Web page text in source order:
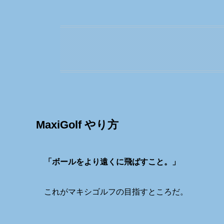
MaxiGolf やり方
「ボールをより遠くに飛ばすこと。」
これがマキシゴルフの目指すところだ。